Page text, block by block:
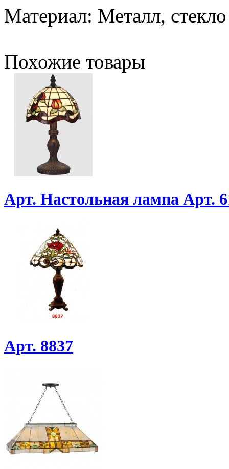
Материал: Металл, стекло
Похожие товары
Арт. Настольная лампа Арт.
Арт. 8837